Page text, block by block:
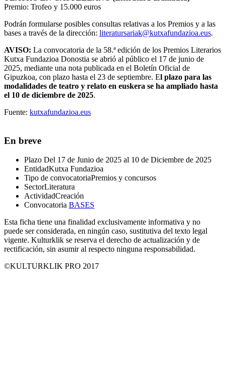
Premio: Trofeo y 15.000 euros
Podrán formularse posibles consultas relativas a los Premios y a las
bases a través de la dirección: literatursariak@kutxafundazioa.eus.
AVISO: La convocatoria de la 58.ª edición de los Premios Literarios
Kutxa Fundazioa Donostia se abrió al público el 17 de junio de
2025, mediante una nota publicada en el Boletín Oficial de
Gipuzkoa, con plazo hasta el 23 de septiembre. El plazo para las
modalidades de teatro y relato en euskera se ha ampliado hasta
el 10 de diciembre de 2025.
Fuente: kutxafundazioa.eus
En breve
Plazo Del 17 de Junio de 2025 al 10 de Diciembre de 2025
EntidadKutxa Fundazioa
Tipo de convocatoriaPremios y concursos
SectorLiteratura
ActividadCreación
Convocatoria BASES
Esta ficha tiene una finalidad exclusivamente informativa y no
puede ser considerada, en ningún caso, sustitutiva del texto legal
vigente. Kulturklik se reserva el derecho de actualización y de
rectificación, sin asumir al respecto ninguna responsabilidad.
©KULTURKLIK PRO 2017